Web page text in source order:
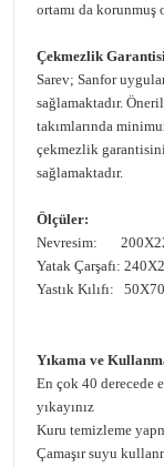
ortamı da korunmuş
Çekmezlik
Sarev; Sanfor
sağlamaktadır.
takımlarında
çekmezlik
sağlamaktadır.
Ölçüler:
Nevresim:
Yatak Çarşafı:
Yastık Kılıfı:
Yıkama ve
En çok 40 derecede
yıkayınız
Kuru temizleme
Çamaşır suyu